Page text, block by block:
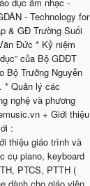
- Technology for
& GĐ Trường Suối
Đức * Kỷ niệm
của Bộ GDĐT
Bộ Trưởng Nguyễn
* Quản lý các
nghệ và phương
+ Giới thiệu
:
thiệu giáo trình và
cụ piano, keyboard
PTCS, PTTH (
dành cho giáo viên